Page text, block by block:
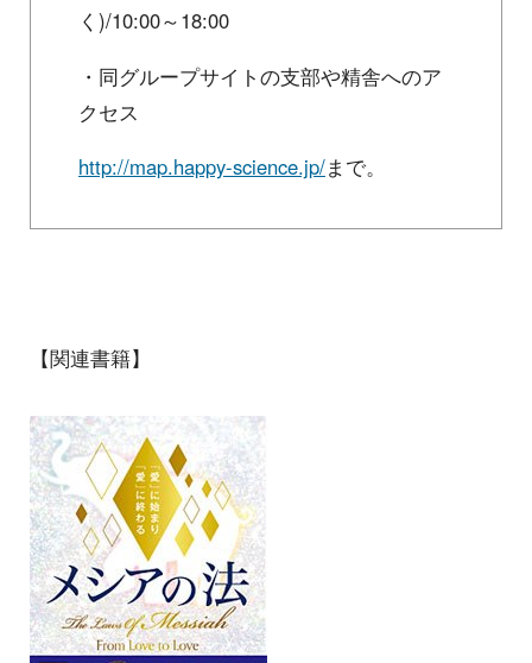
く)/10:00～18:00
・同グループサイトの支部や精舎へのア
クセス
http://map.happy-science.jp/まで。
【関連書籍】